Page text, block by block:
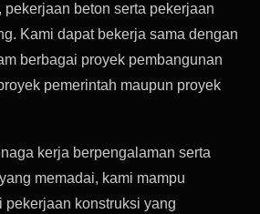
pekerjaan beton serta pekerjaan
Kami dapat bekerja sama dengan
berbagai proyek pembangunan
pemerintah maupun proyek
kerja berpengalaman serta
memadai, kami mampu
pekerjaan konstruksi yang